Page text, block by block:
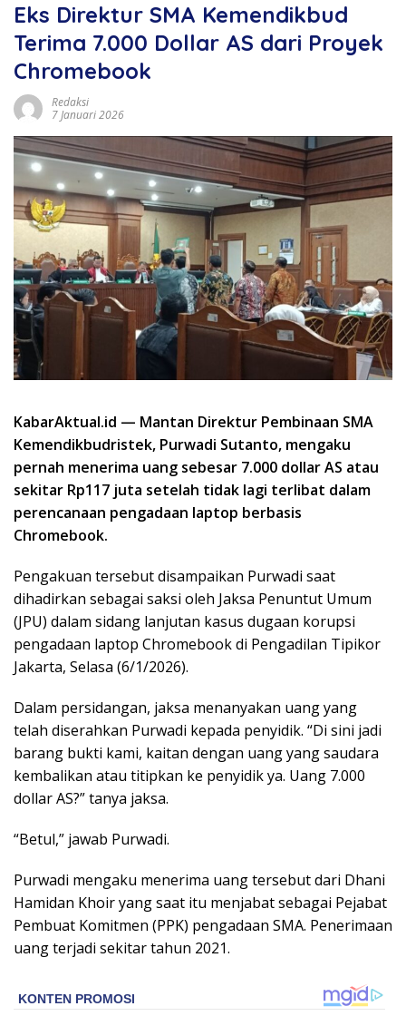
Eks Direktur SMA Kemendikbud
Terima 7.000 Dollar AS dari Proyek
Chromebook
Redaksi
7 Januari 2026
KabarAktual.id — Mantan Direktur Pembinaan SMA
Kemendikbudristek, Purwadi Sutanto, mengaku
pernah menerima uang sebesar 7.000 dollar AS atau
sekitar Rp117 juta setelah tidak lagi terlibat dalam
perencanaan pengadaan laptop berbasis
Chromebook.
Pengakuan tersebut disampaikan Purwadi saat
dihadirkan sebagai saksi oleh Jaksa Penuntut Umum
(JPU) dalam sidang lanjutan kasus dugaan korupsi
pengadaan laptop Chromebook di Pengadilan Tipikor
Jakarta, Selasa (6/1/2026).
Dalam persidangan, jaksa menanyakan uang yang
telah diserahkan Purwadi kepada penyidik. “Di sini jadi
barang bukti kami, kaitan dengan uang yang saudara
kembalikan atau titipkan ke penyidik ya. Uang 7.000
dollar AS?” tanya jaksa.
“Betul,” jawab Purwadi.
Purwadi mengaku menerima uang tersebut dari Dhani
Hamidan Khoir yang saat itu menjabat sebagai Pejabat
Pembuat Komitmen (PPK) pengadaan SMA. Penerimaan
uang terjadi sekitar tahun 2021.